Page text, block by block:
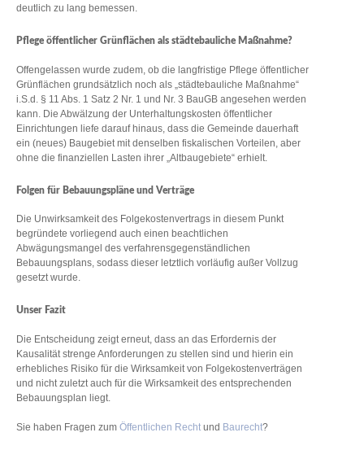
deutlich zu lang bemessen.
Pflege öffentlicher Grünflächen als städtebauliche Maßnahme?
Offengelassen wurde zudem, ob die langfristige Pflege öffentlicher
Grünflächen grundsätzlich noch als „städtebauliche Maßnahme“
i.S.d. § 11 Abs. 1 Satz 2 Nr. 1 und Nr. 3 BauGB angesehen werden
kann. Die Abwälzung der Unterhaltungskosten öffentlicher
Einrichtungen liefe darauf hinaus, dass die Gemeinde dauerhaft
ein (neues) Baugebiet mit denselben fiskalischen Vorteilen, aber
ohne die finanziellen Lasten ihrer „Altbaugebiete“ erhielt.
Folgen für Bebauungspläne und Verträge
Die Unwirksamkeit des Folgekostenvertrags in diesem Punkt
begründete vorliegend auch einen beachtlichen
Abwägungsmangel des verfahrensgegenständlichen
Bebauungsplans, sodass dieser letztlich vorläufig außer Vollzug
gesetzt wurde.
Unser Fazit
Die Entscheidung zeigt erneut, dass an das Erfordernis der
Kausalität strenge Anforderungen zu stellen sind und hierin ein
erhebliches Risiko für die Wirksamkeit von Folgekostenverträgen
und nicht zuletzt auch für die Wirksamkeit des entsprechenden
Bebauungsplan liegt.
Sie haben Fragen zum Öffentlichen Recht und Baurecht?